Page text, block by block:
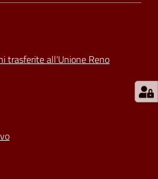
trasferite all'Unione Reno